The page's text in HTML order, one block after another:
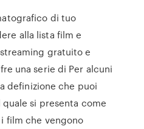
di tuo
alla lista film e
gratuito e
una serie di Per alcuni
definizione che puoi
si presenta come
film che vengono